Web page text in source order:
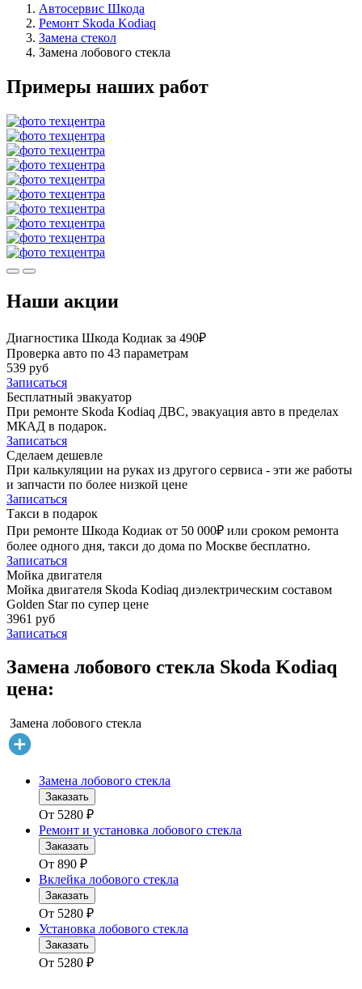
Автосервис Шкода
Ремонт Skoda Kodiaq
Замена стекол
Замена лобового стекла
Примеры наших работ
Наши акции
Диагностика Шкода Кодиак за 490₽
Проверка авто по 43 параметрам
539 руб
Записаться
Бесплатный эвакуатор
При ремонте Skoda Kodiaq ДВС, эвакуация авто в пределах
МКАД в подарок.
Записаться
Сделаем дешевле
При калькуляции на руках из другого сервиса - эти же работы
и запчасти по более низкой цене
Записаться
Такси в подарок
При ремонте Шкода Кодиак от 50 000₽ или сроком ремонта
более одного дня, такси до дома по Москве бесплатно.
Записаться
Мойка двигателя
Мойка двигателя Skoda Kodiaq диэлектрическим составом
Golden Star по супер цене
3961 руб
Записаться
Замена лобового стекла Skoda Kodiaq
цена:
Замена лобового стекла
Замена лобового стекла
Заказать
От 5280 ₽
Ремонт и установка лобового стекла
Заказать
От 890 ₽
Вклейка лобового стекла
Заказать
От 5280 ₽
Установка лобового стекла
Заказать
От 5280 ₽